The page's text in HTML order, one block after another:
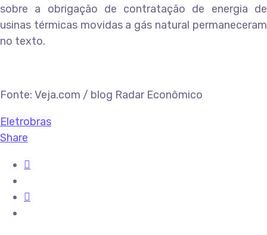
sobre a obrigação de contratação de energia de
usinas térmicas movidas a gás natural permaneceram
no texto.
Fonte: Veja.com / blog Radar Econômico
Eletrobras
Share